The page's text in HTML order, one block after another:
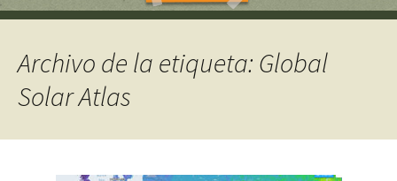
Archivo de la etiqueta: Global
Solar Atlas